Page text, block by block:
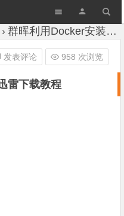
群晖利用Docker安装远程迅雷下载教程
雷下载教程
发表评论 958 次浏览